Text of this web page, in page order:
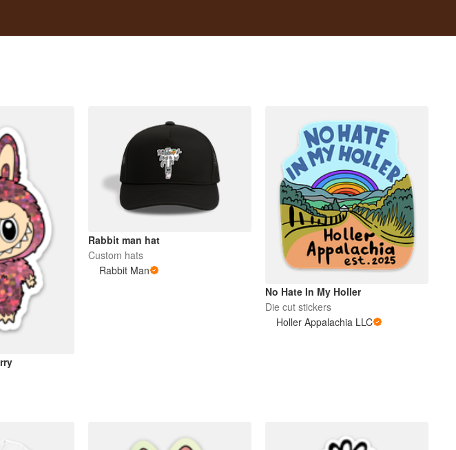
Rabbit man hat
Custom hats
Rabbit Man
No Hate In My Holler
Die cut stickers
Holler Appalachia LLC